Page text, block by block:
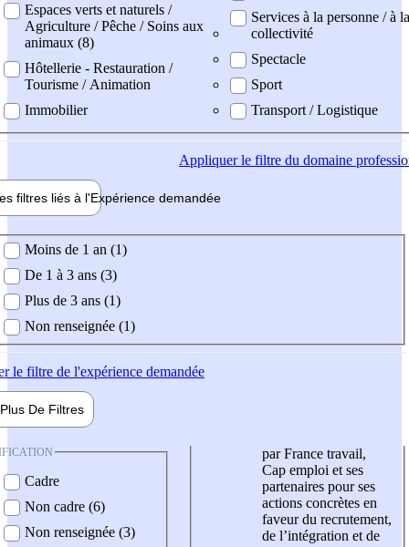
Espaces verts et naturels /
Agriculture / Pêche / Soins aux
animaux (8)
Hôtellerie - Restauration /
Tourisme / Animation
Immobilier
Services à la personne / à la
collectivité
Spectacle
Sport
Transport / Logistique
Appliquerle filtre du domaine
filtres liés à l'Expérience demandée
demandée
Moins de 1 an (1)
De 1 à 3 ans (3)
Plus de 3 ans (1)
Non renseignée (1)
le filtre de l'expérience demandée
Plus De Filtres
Cadre
Non cadre (6)
Non renseignée (3)
par France travail,
Cap emploi et ses
partenaires pour ses
actions concrètes en
faveur du recrutement,
de l’intégration et de